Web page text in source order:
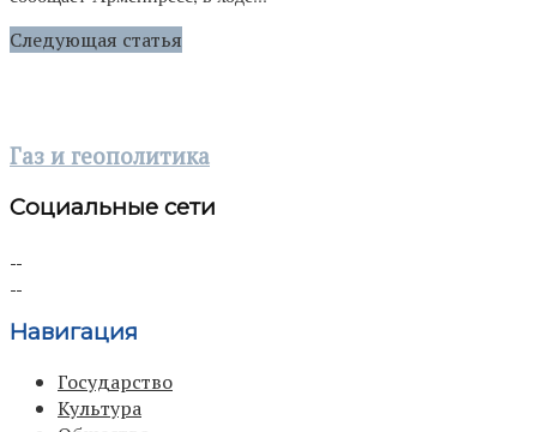
Следующая статья
Газ и геополитика
Социальные сети
Навигация
Государство
Культура